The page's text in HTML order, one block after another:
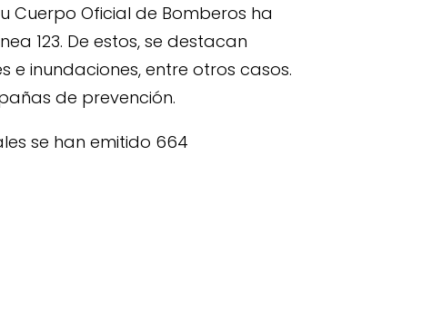
Cuerpo Oficial de Bomberos ha
123. De estos, se destacan
e inundaciones, entre otros casos.
de prevención.
se han emitido 664